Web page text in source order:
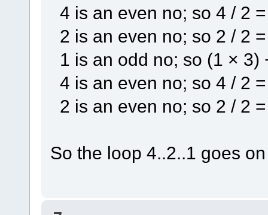
4 is an even no; so 4 / 2
2 is an even no; so 2 / 2
1 is an odd no; so (1 × 3)
4 is an even no; so 4 / 2
2 is an even no; so 2 / 2
So the loop 4..2..1 goes